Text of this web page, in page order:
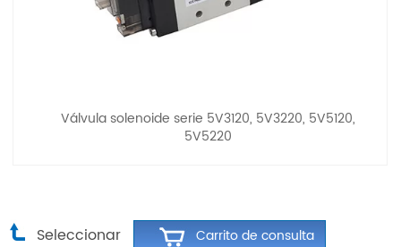
Válvula solenoide serie 5V3120, 5V3220, 5V5120,
5V5220
Seleccionar